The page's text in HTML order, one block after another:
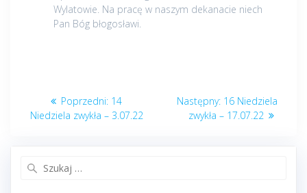
Wylatowie. Na pracę w naszym dekanacie niech
Pan Bóg błogosławi.
Nawigacja
wpisu
Poprzedni: Poprzedni
post:
14
Niedziela zwykła – 3.07.22
Następny: Następny
post:
16 Niedziela
zwykła – 17.07.22